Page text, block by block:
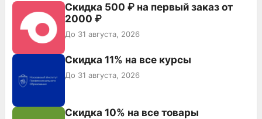
Скидка 500 ₽ на первый заказ от
2000 ₽
До 31 августа, 2026
Скидка 11% на все курсы
До 31 августа, 2026
Скидка 10% на все товары